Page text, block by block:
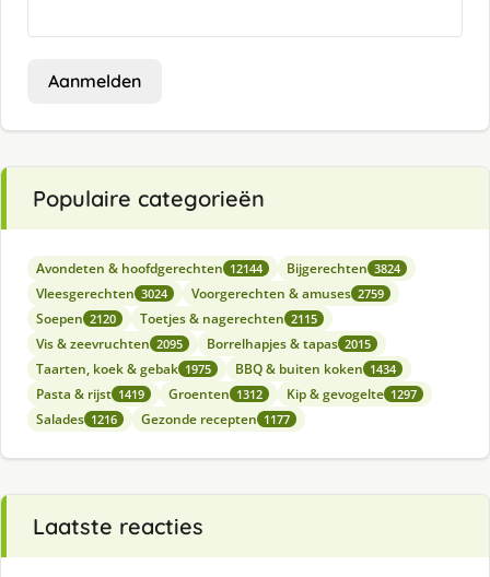
Aanmelden
Populaire categorieën
Avondeten & hoofdgerechten 12144 Bijgerechten 3824
Vleesgerechten 3024 Voorgerechten & amuses 2759
Soepen 2120 Toetjes & nagerechten 2115
Vis & zeevruchten 2095 Borrelhapjes & tapas 2015
Taarten, koek & gebak 1975 BBQ & buiten koken 1434
Pasta & rijst 1419 Groenten 1312 Kip & gevogelte 1297
Salades 1216 Gezonde recepten 1177
Laatste reacties